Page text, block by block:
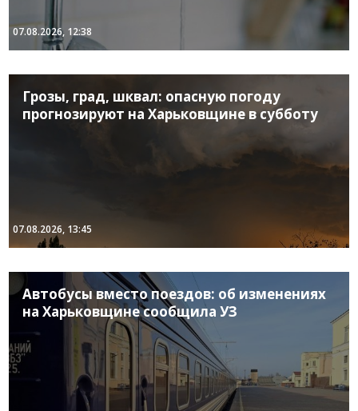
07.08.2026, 12:38
Грозы, град, шквал: опасную погоду
прогнозируют на Харьковщине в субботу
07.08.2026, 13:45
Автобусы вместо поездов: об изменениях
на Харьковщине сообщила УЗ